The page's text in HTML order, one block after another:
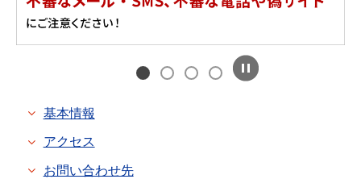
基本情報
アクセス
お問い合わせ先